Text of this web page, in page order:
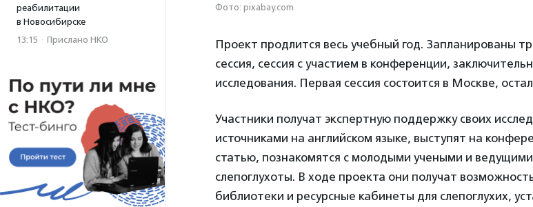
реабилитации
в Новосибирске
13:15 · Прислано НКО
Фото: pixabay.com
Проект продлится весь учебный год. Запланированы
сессия, сессия с участием в конференции,
исследования. Первая сессия состоится в Москве,
Участники получат экспертную поддержку своих
источниками на английском языке, выступят на
статью, познакомятся с молодыми учеными и
слепоглухоты. В ходе проекта они получат
библиотеки и ресурсные кабинеты для слепоглухих,